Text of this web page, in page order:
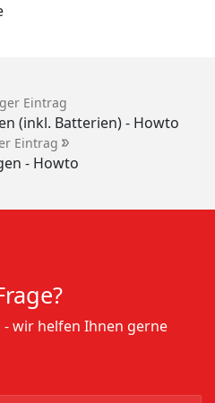
Eintrag
(inkl. Batterien) - Howto
Eintrag
- Howto
- wir helfen Ihnen gerne